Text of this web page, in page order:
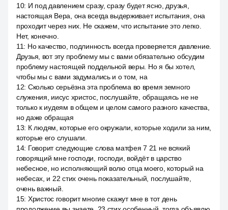
10: И под давлением сразу, сразу будет ясно, друзья,
настоящая Вера, она всегда выдерживает испытания, она
проходит через них. Не скажем, что испытание это легко.
Нет, конечно.
11: Но качество, подлинность всегда проверяется давление.
Друзья, вот эту проблему мы с вами обязательно обсудим
проблему настоящей поддельной веры. Но я бы хотел,
чтобы мы с вами задумались и о том, на
12: Сколько серьёзна эта проблема во время земного
служения, иисус христос, послушайте, обращаясь не не
только к иудеям в общем и целом самого разного качества,
но даже обращая
13: К людям, которые его окружали, которые ходили за ним,
которые его слушали.
14: Говорит следующие слова матфея 7 21 не всякий
говорящий мне господи, господи, войдёт в царство
небесное, но исполняющий волю отца моего, который на
небесах, и 22 стих очень показательный, послушайте,
очень важный.
15: Христос говорит многие скажут мне в тот день